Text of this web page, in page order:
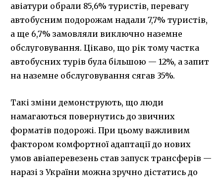
авіатури обрали 85,6% туристів, перевагу
автобусним подорожам надали 7,7% туристів,
а ще 6,7% замовляли виключно наземне
обслуговування. Цікаво, що рік тому частка
автобусних турів була більшою — 12%, а запит
на наземне обслуговування сягав 35%.
Такі зміни демонструють, що люди
намагаються повернутись до звичних
форматів подорожі. При цьому важливим
фактором комфортної адаптації до нових
умов авіаперевезень став запуск трансферів —
наразі з України можна зручно дістатись до